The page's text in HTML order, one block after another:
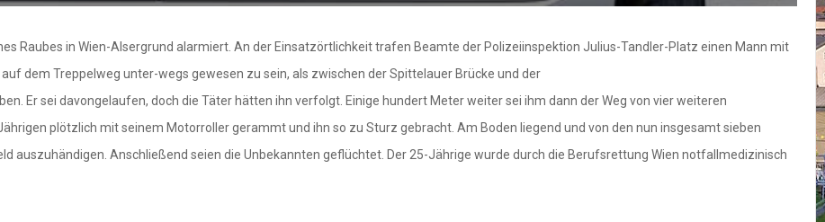
Raubes in Wien-Alsergrund alarmiert. An der Einsatzörtlichkeit trafen Beamte der Polizeiinspektion Julius-Tandler-Platz einen Mann mit
dem Treppelweg unter-wegs gewesen zu sein, als zwischen der Spittelauer Brücke und der
Er sei davongelaufen, doch die Täter hätten ihn verfolgt. Einige hundert Meter weiter sei ihm dann der Weg von vier weiteren
plötzlich mit seinem Motorroller gerammt und ihn so zu Sturz gebracht. Am Boden liegend und von den nun insgesamt sieben
auszuhändigen. Anschließend seien die Unbekannten geflüchtet. Der 25-Jährige wurde durch die Berufsrettung Wien notfallmedizinisch